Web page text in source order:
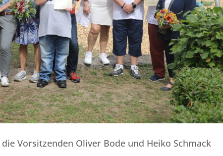
Vorsitzenden Oliver Bode und Heiko Schmack